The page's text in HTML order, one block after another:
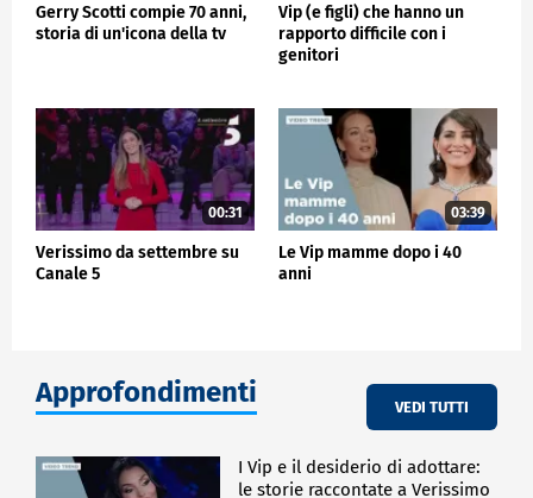
Gerry Scotti compie 70 anni,
storia di un'icona della tv
Vip (e figli) che hanno un
rapporto difficile con i
genitori
00:31
Verissimo da settembre su
Canale 5
03:39
Le Vip mamme dopo i 40
anni
Approfondimenti VEDI TUTTI
I Vip e il desiderio di adottare:
le storie raccontate a Verissimo